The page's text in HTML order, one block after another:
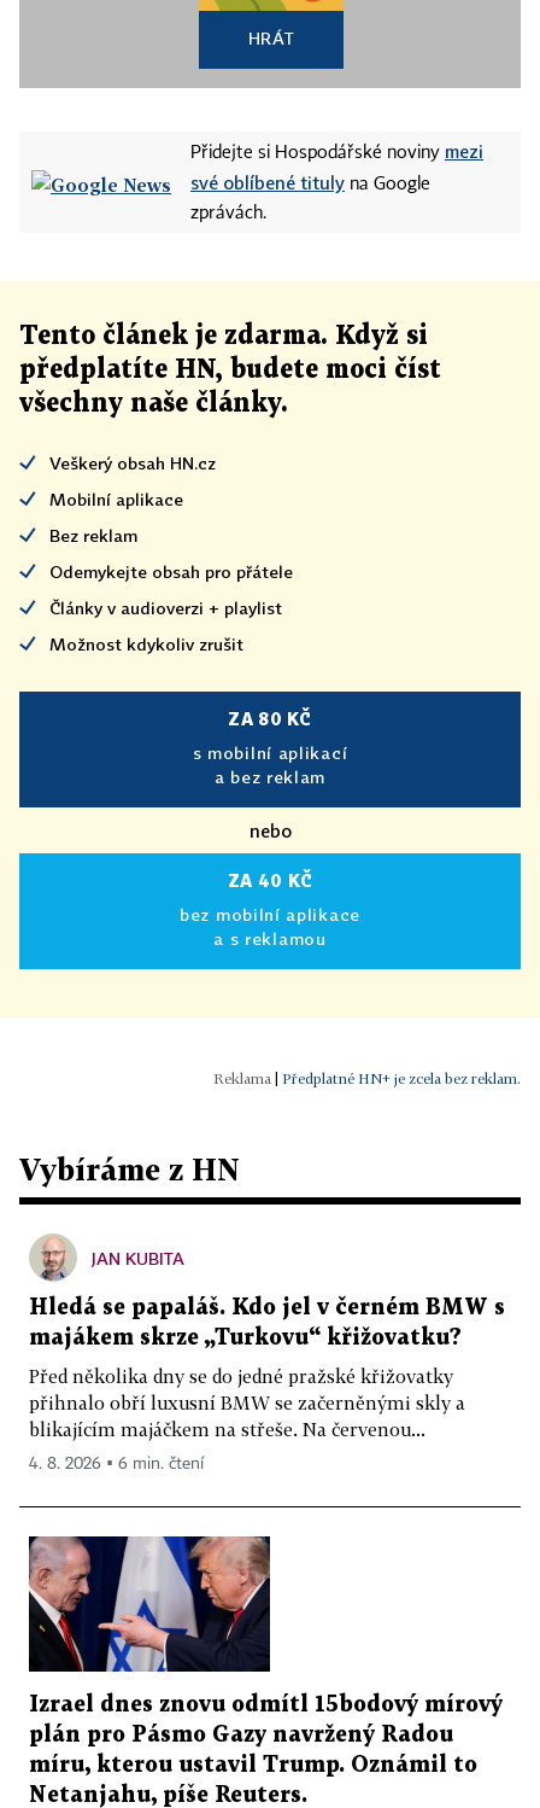
HRÁT
Přidejte si Hospodářské noviny mezi
své oblíbené tituly na Google
zprávách.
Tento článek je zdarma. Když si
předplatíte HN, budete moci číst
všechny naše články.
Veškerý obsah HN.cz
Mobilní aplikace
Bez reklam
Odemykejte obsah pro přátele
Články v audioverzi + playlist
Možnost kdykoliv zrušit
ZA 80 KČ
s mobilní aplikací
a bez reklam
nebo
ZA 40 KČ
bez mobilní aplikace
a s reklamou
| Předplatné HN+ je zcela bez reklam.
Vybíráme z HN
JAN KUBITA
Hledá se papaláš. Kdo jel v černém BMW s
majákem skrze „Turkovu“ křižovatku?
Před několika dny se do jedné pražské křižovatky
přihnalo obří luxusní BMW se začerněnými skly a
blikajícím majáčkem na střeše. Na červenou...
4. 8. 2026 ▪ 6 min. čtení
Izrael dnes znovu odmítl 15bodový mírový
plán pro Pásmo Gazy navržený Radou
míru, kterou ustavil Trump. Oznámil to
Netanjahu, píše Reuters.